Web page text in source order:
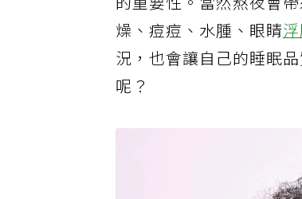
的重要性。當然熬夜會
燥、痘痘、水腫、眼睛
況，也會讓自己的睡眠
呢？